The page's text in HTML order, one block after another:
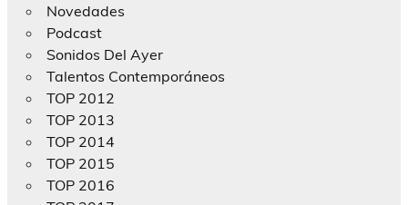
Novedades
Podcast
Sonidos Del Ayer
Talentos Contemporáneos
TOP 2012
TOP 2013
TOP 2014
TOP 2015
TOP 2016